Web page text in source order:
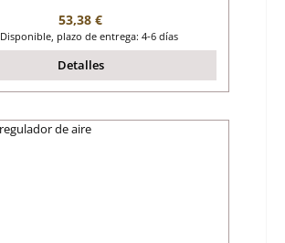
Precio normal:
53,38 €
Disponible, plazo de entrega: 4-6 días
Detalles